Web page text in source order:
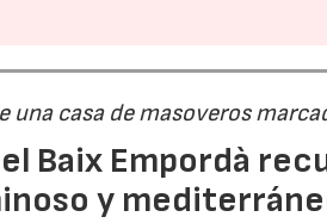
una casa de masoveros
Baix Empordà
y